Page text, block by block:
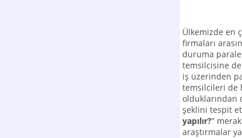
Ülkemizde en
firmaları
duruma
temsilcisine
iş üzerinden
temsilcileri de
olduklarından
şeklini tespit
yapılır?”
araştırmalar